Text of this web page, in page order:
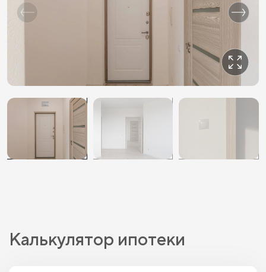
Калькулятор ипотеки